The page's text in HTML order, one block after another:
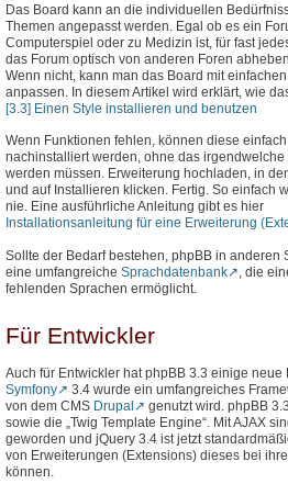
Das Board kann an die individuellen
Themen angepasst werden. Egal ob es ein
Computerspiel oder zu Medizin ist, für fast
das Forum optisch von anderen Foren
Wenn nicht, kann man das Board mit
anpassen. In diesem Artikel wird erklärt, wie
[3.3] Einen Style installieren und benutzen
Wenn Funktionen fehlen, können diese
nachinstalliert werden, ohne das
werden müssen. Erweiterung hochladen, in
und auf Installieren klicken. Fertig. So einfach
nie. Eine ausführliche Anleitung gibt es hier
Installationsanleitung für eine Erweiterung
Sollte der Bedarf bestehen, phpBB in anderen
eine umfangreiche Sprachdatenbank
, die
fehlenden Sprachen ermöglicht.
Für Entwickler
Auch für Entwickler hat phpBB 3.3 einige neue
Symfony
3.4 wurde ein umfangreiches
von dem CMS Drupal
genutzt wird. phpBB
sowie die „Twig Template Engine“. Mit AJAX
geworden und jQuery 3.4 ist jetzt
von Erweiterungen (Extensions) dieses bei
können.